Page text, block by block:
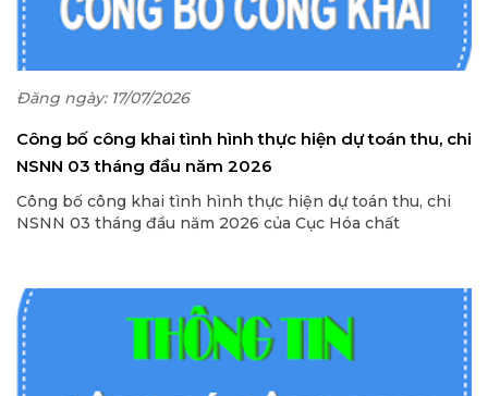
Đăng ngày: 17/07/2026
Công bố công khai tình hình thực hiện dự toán thu, chi
NSNN 03 tháng đầu năm 2026
Công bố công khai tình hình thực hiện dự toán thu, chi
NSNN 03 tháng đầu năm 2026 của Cục Hóa chất